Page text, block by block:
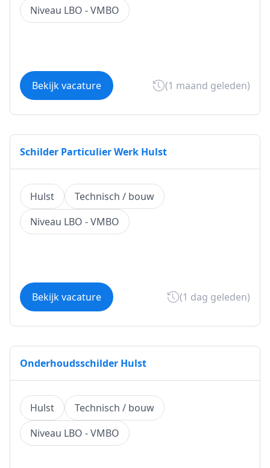
Niveau LBO - VMBO
Bekijk vacature (1 maand geleden)
Schilder Particulier Werk Hulst
Hulst
Technisch / bouw
Niveau LBO - VMBO
Bekijk vacature (1 dag geleden)
Onderhoudsschilder Hulst
Hulst
Technisch / bouw
Niveau LBO - VMBO